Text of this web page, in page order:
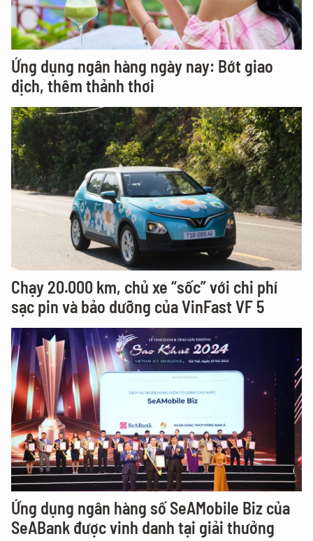
Ứng dụng ngân hàng ngày nay: Bớt giao
dịch, thêm thảnh thơi
Chạy 20.000 km, chủ xe “sốc” với chi phí
sạc pin và bảo dưỡng của VinFast VF 5
Ứng dụng ngân hàng số SeAMobile Biz của
SeABank được vinh danh tại giải thưởng